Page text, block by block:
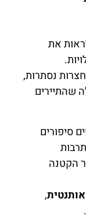
את
נסתרות,
שהתיירים
סיפורים
הקטנה
אותנטית,